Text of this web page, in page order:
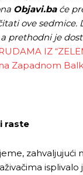
Objavi.baće
ove sedmice.
prethodni je
IZ
Zapadnom
raste
zahvaljujući
isplivalo